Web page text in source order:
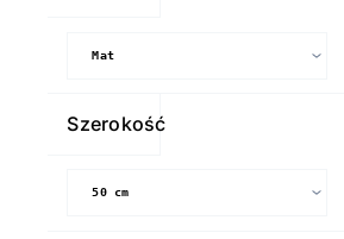
Szerokość
Film